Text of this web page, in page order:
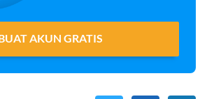
AKUN GRATIS